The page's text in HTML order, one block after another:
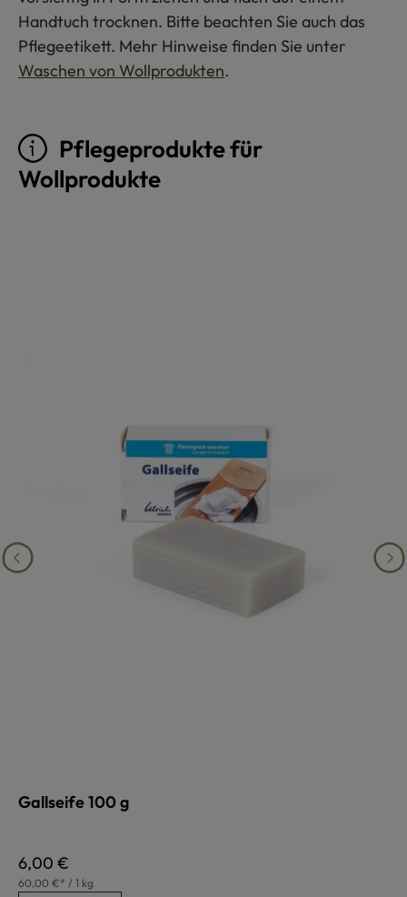
Handtuch trocknen. Bitte beachten Sie auch das
Pflegeetikett. Mehr Hinweise finden Sie unter
Waschen von Wollprodukten.
Pflegeprodukte für
Wollprodukte
Gallseife 100 g
Regulärer Preis:
6,00 €
60,00 €* / 1 kg